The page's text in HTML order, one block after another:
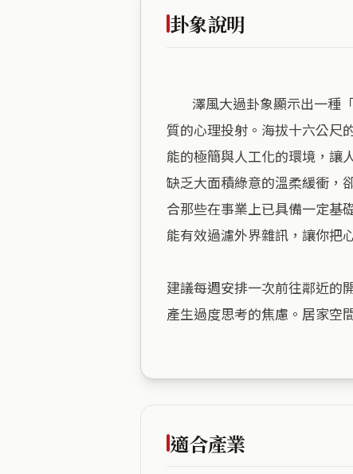
卦象說明
質的心理投射。海拔十六公尺
能的極簡與人工化的環境，讓
缺乏大面積綠意的溫柔緩衝，
合那些在事業上已具備一定基
能有效過濾外界雜訊，讓你把
建議每週安排一次前往鄰近的
產生過度思考的焦慮。居家空
適合產業